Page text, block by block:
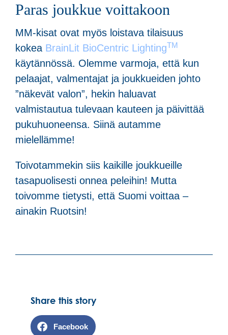
Paras joukkue voittakoon
MM-kisat ovat myös loistava tilaisuus
kokea BrainLit BioCentric LightingTM
käytännössä. Olemme varmoja, että kun
pelaajat, valmentajat ja joukkueiden johto
”näkevät valon”, hekin haluavat
valmistautua tulevaan kauteen ja päivittää
pukuhuoneensa. Siinä autamme
mielellämme!
Toivotammekin siis kaikille joukkueille
tasapuolisesti onnea peleihin! Mutta
toivomme tietysti, että Suomi voittaa –
ainakin Ruotsin!
Share this story
Facebook